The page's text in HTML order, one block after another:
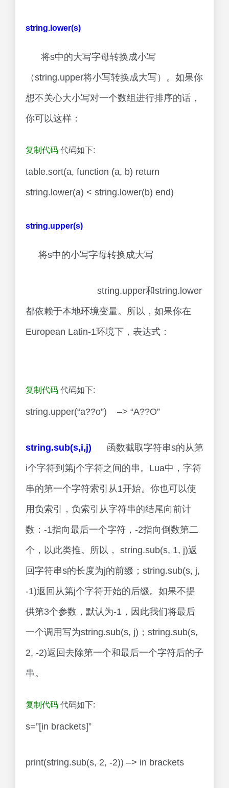
string.lower(s)
将s中的大写字母转换成小写
（string.upper将小写转换成大写）。如果你
想不关心大小写对一个数组进行排序的话，
你可以这样：
复制代码 代码如下:
table.sort(a, function (a, b) return
string.lower(a) < string.lower(b) end)
string.upper(s)
将s中的小写字母转换成大写
string.upper和string.lower
都依赖于本地环境变量。所以，如果你在
European Latin-1环境下，表达式：
复制代码 代码如下:
string.upper(“a??o”) –> “A??O”
string.sub(s,i,j)
函数截取字符串s的从第
i个字符到第j个字符之间的串。Lua中，字符
串的第一个字符索引从1开始。你也可以使
用负索引，负索引从字符串的结尾向前计
数：-1指向最后一个字符，-2指向倒数第二
个，以此类推。所以， string.sub(s, 1, j)返
回字符串s的长度为j的前缀；string.sub(s, j,
-1)返回从第j个字符开始的后缀。如果不提
供第3个参数，默认为-1，因此我们将最后
一个调用写为string.sub(s, j)；string.sub(s,
2, -2)返回去除第一个和最后一个字符后的子
串。
复制代码 代码如下:
s=”[in brackets]”
print(string.sub(s, 2, -2)) –> in brackets